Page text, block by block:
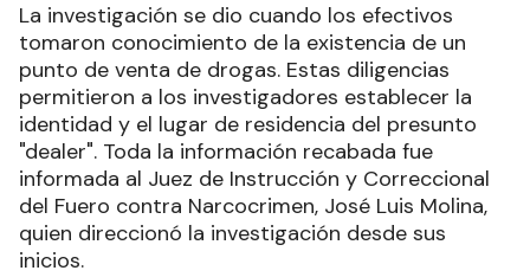
La investigación se dio cuando los efectivos
tomaron conocimiento de la existencia de un
punto de venta de drogas. Estas diligencias
permitieron a los investigadores establecer la
identidad y el lugar de residencia del presunto
"dealer". Toda la información recabada fue
informada al Juez de Instrucción y Correccional
del Fuero contra Narcocrimen, José Luis Molina,
quien direccionó la investigación desde sus
inicios.